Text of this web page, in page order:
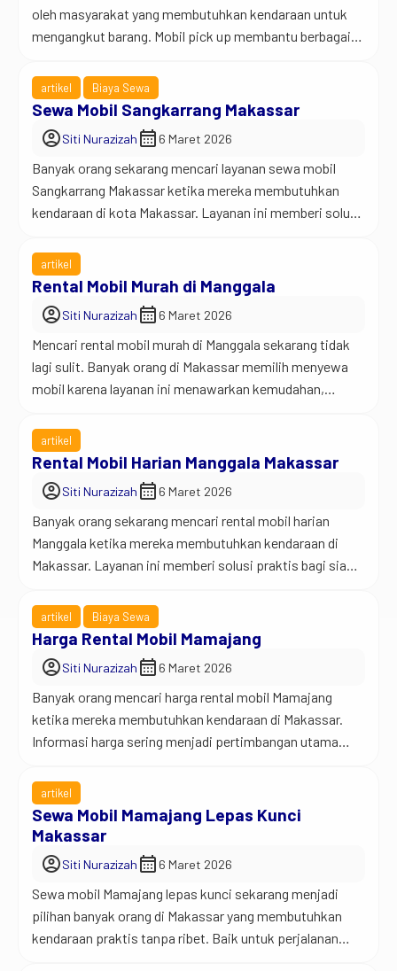
oleh masyarakat yang membutuhkan kendaraan untuk
mengangkut barang. Mobil pick up membantu berbagai
barang usaha, hingga keperluan proyek. Makassar
sebagai kota besar di Sulawesi Selatan memiliki
aktivitas ekonomi yang cukup tinggi. Banyak pelaku
usaha setiap hari mengirim barang, memindahkan stok
[…]
artikel Biaya Sewa
Sewa Mobil Sangkarrang Makassar
account_circleSiti Nurazizah calendar_month 6 Maret 2026
Banyak orang sekarang mencari layanan sewa mobil
Sangkarrang Makassar ketika mereka membutuhkan
kendaraan di kota Makassar. Layanan ini memberi solusi
nyaman tanpa harus memiliki mobil sendiri. Jadi begini…
tidak semua orang memiliki kendaraan pribadi yang
selalu siap dipakai. Kadang anggota keluarga memakai
mobil tersebut, atau kita hanya […]
artikel
Rental Mobil Murah di Manggala
account_circleSiti Nurazizah calendar_month 6 Maret 2026
Mencari rental mobil murah di Manggala sekarang tidak
lagi sulit. Banyak orang di Makassar memilih menyewa
mobil karena layanan ini menawarkan kemudahan,
dibandingkan harus memiliki kendaraan sendiri. Jadi
begini… tidak semua orang membutuhkan mobil setiap
hari. Kadang kita hanya memerlukan kendaraan untuk
perjalanan tertentu seperti urusan kerja, […]
artikel
Rental Mobil Harian Manggala Makassar
account_circleSiti Nurazizah calendar_month 6 Maret 2026
Banyak orang sekarang mencari rental mobil harian
Manggala ketika mereka membutuhkan kendaraan di
Makassar. Layanan ini memberi solusi praktis bagi siapa
memiliki mobil sendiri. Jadi begini… tidak semua orang
memiliki mobil yang siap dipakai setiap hari. Kadang
anggota keluarga menggunakan mobil tersebut, atau kita
hanya membutuhkan kendaraan […]
artikel Biaya Sewa
Harga Rental Mobil Mamajang
account_circleSiti Nurazizah calendar_month 6 Maret 2026
Banyak orang mencari harga rental mobil Mamajang
ketika mereka membutuhkan kendaraan di Makassar.
Informasi harga sering menjadi pertimbangan utama
terutama jika perjalanan berlangsung beberapa hari. Jadi
begini… tidak semua orang memiliki mobil yang siap
dipakai setiap saat. Kadang anggota keluarga lain
menggunakan mobil tersebut, atau kita memang hanya
membutuhkan kendaraan […]
artikel
Sewa Mobil Mamajang Lepas Kunci
Makassar
account_circleSiti Nurazizah calendar_month 6 Maret 2026
Sewa mobil Mamajang lepas kunci sekarang menjadi
pilihan banyak orang di Makassar yang membutuhkan
kendaraan praktis tanpa ribet. Baik untuk perjalanan